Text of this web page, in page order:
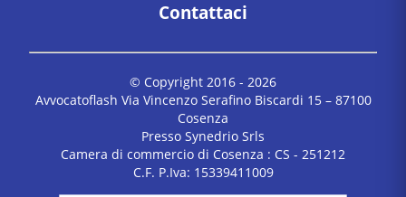
Contattaci
© Copyright 2016 - 2026
Avvocatoflash Via Vincenzo Serafino Biscardi 15 – 87100
Cosenza
Presso Synedrio Srls
Camera di commercio di Cosenza : CS - 251212
C.F. P.Iva: 15339411009